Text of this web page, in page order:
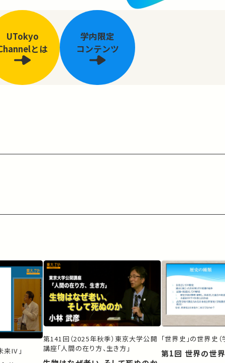
UTokyo
とは
学内限定
コンテンツ
来IV」
第141回（2025年秋季）東京大学公開
講座「人間の在り方、生き方」
「世界史」の世界史
第1回 世界の世